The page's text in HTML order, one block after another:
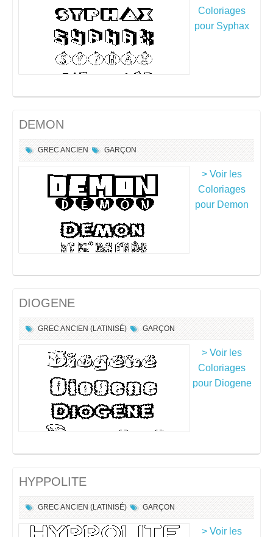
Coloriages
pour Syphax
DEMON
GREC ANCIEN GARÇON
> Voir les
Coloriages
pour Demon
DIOGENE
GREC ANCIEN (LATINISÉ) GARÇON
> Voir les
Coloriages
pour Diogene
HYPPOLITE
GREC ANCIEN (LATINISÉ) GARÇON
> Voir les